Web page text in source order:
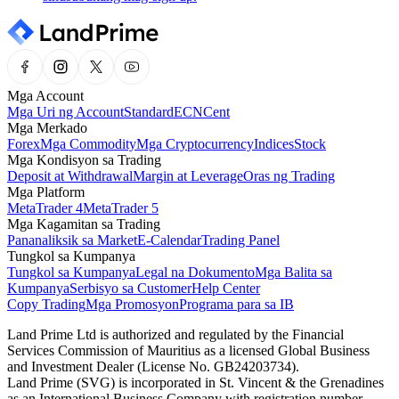
Mga Account
Mga Uri ng AccountStandardECNCent
Mga Merkado
ForexMga CommodityMga CryptocurrencyIndicesStock
Mga Kondisyon sa Trading
Deposit at WithdrawalMargin at LeverageOras ng Trading
Mga Platform
MetaTrader 4MetaTrader 5
Mga Kagamitan sa Trading
Pananaliksik sa MarketE-CalendarTrading Panel
Tungkol sa Kumpanya
Tungkol sa KumpanyaLegal na DokumentoMga Balita sa
KumpanyaSerbisyo sa CustomerHelp Center
Copy TradingMga PromosyonPrograma para sa IB
Land Prime Ltd is authorized and regulated by the Financial
Services Commission of Mauritius as a licensed Global Business
and Investment Dealer (License No. GB24203734).
Land Prime (SVG) is incorporated in St. Vincent & the Grenadines